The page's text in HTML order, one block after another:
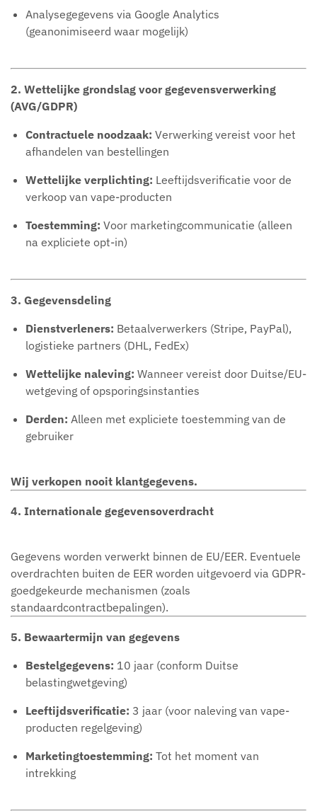
Analysegegevens via Google Analytics
(geanonimiseerd waar mogelijk)
2. Wettelijke grondslag voor gegevensverwerking
(AVG/GDPR)
Contractuele noodzaak: Verwerking vereist voor het
afhandelen van bestellingen
Wettelijke verplichting: Leeftijdsverificatie voor de
verkoop van vape-producten
Toestemming: Voor marketingcommunicatie (alleen
na expliciete opt-in)
3. Gegevensdeling
Dienstverleners: Betaalverwerkers (Stripe, PayPal),
logistieke partners (DHL, FedEx)
Wettelijke naleving: Wanneer vereist door Duitse/EU-
wetgeving of opsporingsinstanties
Derden: Alleen met expliciete toestemming van de
gebruiker
Wij verkopen nooit klantgegevens.
4. Internationale gegevensoverdracht
Gegevens worden verwerkt binnen de EU/EER. Eventuele
overdrachten buiten de EER worden uitgevoerd via GDPR-
goedgekeurde mechanismen (zoals
standaardcontractbepalingen).
5. Bewaartermijn van gegevens
Bestelgegevens: 10 jaar (conform Duitse
belastingwetgeving)
Leeftijdsverificatie: 3 jaar (voor naleving van vape-
producten regelgeving)
Marketingtoestemming: Tot het moment van
intrekking